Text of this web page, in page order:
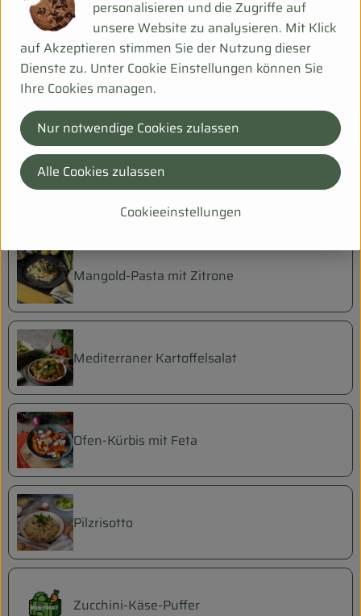
Hühner - Kokossuppe
Kartoffel-Gemüse-Auflauf
Kresse-Pfannkuchen mit Dip
Mangold-Pasta mit Zitrone
Mediterraner Kartoffelsalat
Ofen-Kürbis mit Feta
Pilzrisotto
Zucchini-Käse-Puffer
personalisieren und die Zugriffe auf
unsere Website zu analysieren. Mit Klick
auf Akzeptieren stimmen Sie der Nutzung dieser
Dienste zu. Unter Cookie Einstellungen können Sie
Ihre Cookies managen.
Cookieeinstellungen
Nur notwendige Cookies zulassen
Alle Cookies zulassen